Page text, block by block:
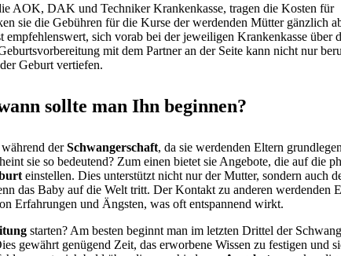
AOK, DAK und Techniker Krankenkasse, tragen die Kosten für
sie die Gebühren für die Kurse der werdenden Mütter gänzlich
empfehlenswert, sich vorab bei der jeweiligen Krankenkasse über
mit dem Partner an der Seite kann nicht nur
Geburt vertiefen.
sollte man Ihn beginnen?
derSchwangerschaft, da sie werdenden Eltern
sie so bedeutend? Zum einen bietet sie Angebote, die auf die
einstellen. Dies unterstützt nicht nur der Mutter, sondern auch
das Baby auf die Welt tritt. Der Kontakt zu anderen werdenden
Erfahrungen und Ängsten, was oft entspannend wirkt.
starten? Am besten beginnt man im letzten Drittel der
gewährt genügend Zeit, das erworbene Wissen zu festigen und